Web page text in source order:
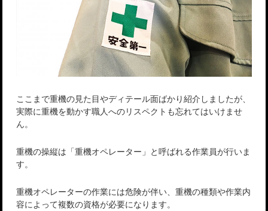
ここまで重機の見た目やディテール面ばかり紹介しましたが、
実際に重機を動かす職人へのリスペクトも忘れてはいけませ
ん。
重機の操縦は「重機オペレーター」と呼ばれる作業員が行いま
す。
重機オペレーターの作業には危険が伴い、重機の種類や作業内
容によって複数の資格が必要になります。